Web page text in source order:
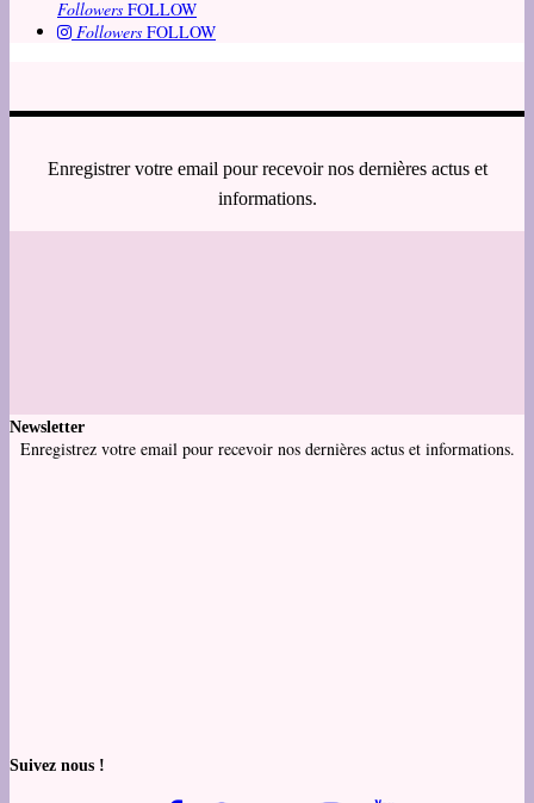
Followers FOLLOW
Followers FOLLOW
Enregistrer votre email pour recevoir nos dernières actus et
informations.
Newsletter
Enregistrez votre email pour recevoir nos dernières actus et informations.
Suivez nous !